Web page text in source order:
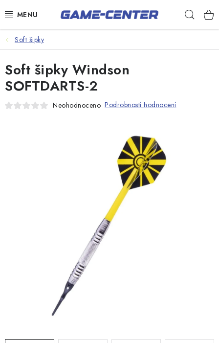
na
Šipky
Poker
Stolní fotbal
Soft šipky
Soft šipky Windson
SOFTDARTS-2
Neohodnoceno Podrobnosti hodnocení